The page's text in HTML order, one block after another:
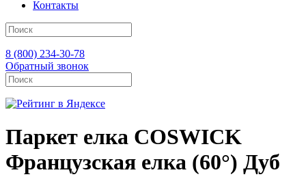
Контакты
8 (800) 234-30-78
Обратный звонок
Паркет елка COSWICK
Французская елка (60°) Дуб